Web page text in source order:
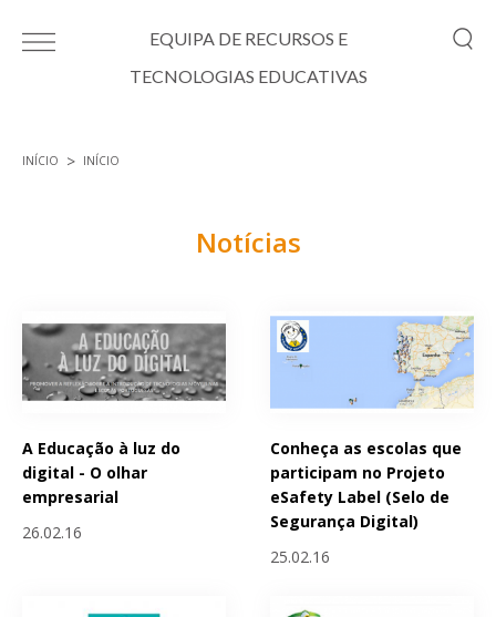
EQUIPA DE RECURSOS E
TECNOLOGIAS EDUCATIVAS
INÍCIO INÍCIO
Notícias
A Educação à luz do
digital - O olhar
empresarial
26.02.16
Conheça as escolas que
participam no Projeto
eSafety Label (Selo de
Segurança Digital)
25.02.16
Páginas